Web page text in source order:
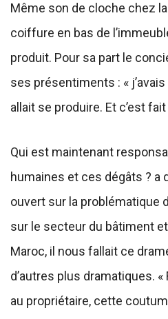
Même son de cloche chez
coiffure en bas de
produit. Pour sa part le
ses présentiments : «
allait se produire. Et c’est fait
Qui est maintenant
humaines et ces dégâts ? a
ouvert sur la problématique
sur le secteur du bâtiment
Maroc, il nous fallait ce
d’autres plus dramatiques.
au propriétaire, cette